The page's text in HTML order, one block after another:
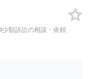
少額訴訟の相談・依頼